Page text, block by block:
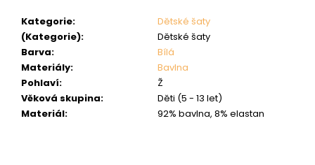
Kategorie:
Dětské šaty
(Kategorie):
Dětské šaty
Barva:
Bílá
Materiály:
Bavlna
Pohlaví:
Ž
Věková skupina:
Děti (5 - 13 let)
Materiál: 92% bavlna, 8% elastan